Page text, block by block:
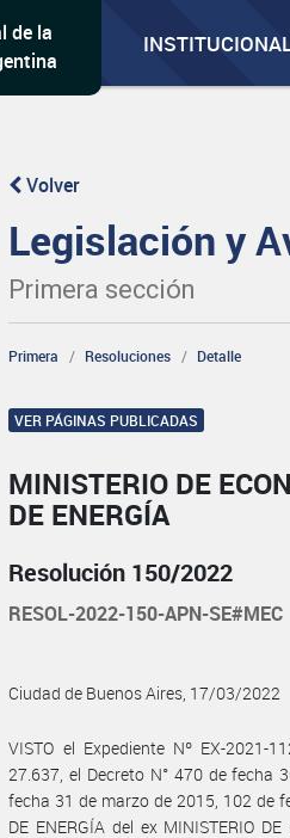
de la
Volver
Legislación y
Primera sección
Primera Resoluciones Detalle
VER PÁGINAS PUBLICADAS
MINISTERIO DE
DE ENERGÍA
Resolución 150/2022
RESOL-2022-150-APN-SE#MEC
Ciudad de Buenos Aires, 17/03/2022
VISTO el Expediente Nº EX-2021-
27.637, el Decreto N° 470 de fecha
fecha 31 de marzo de 2015, 102 de
DE ENERGÍA del ex MINISTERIO DE